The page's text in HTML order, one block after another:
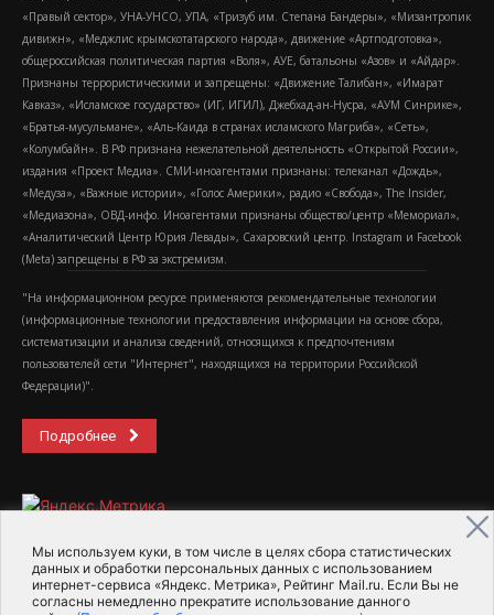
Мы используем куки, в том числе в целях сбора статистических
данных и обработки персональных данных с использованием
интернет-сервиса «Яндекс. Метрика», Рейтинг Mail.ru. Если Вы не
согласны немедленно прекратите использование данного
«Правый сектор», УНА-УНСО, УПА, «Тризуб им. Степана Бандеры», «Мизантропик
дивижн», «Меджлис крымскотатарского народа», движение «Артподготовка»,
общероссийская политическая партия «Воля», АУЕ, батальоны «Азов» и «Айдар».
Признаны террористическими и запрещены: «Движение Талибан», «Имарат
Кавказ», «Исламское государство» (ИГ, ИГИЛ), Джебхад-ан-Нусра, «АУМ Синрике»,
«Братья-мусульмане», «Аль-Каида в странах исламского Магриба», «Сеть»,
«Колумбайн». В РФ признана нежелательной деятельность «Открытой России»,
издания «Проект Медиа». СМИ-иноагентами признаны: телеканал «Дождь»,
«Медуза», «Важные истории», «Голос Америки», радио «Свобода», The Insider,
«Медиазона», ОВД-инфо. Иноагентами признаны общество/центр «Мемориал»,
«Аналитический Центр Юрия Левады», Сахаровский центр. Instagram и Facebook
(Metа) запрещены в РФ за экстремизм.
"На информационном ресурсе применяются рекомендательные технологии
(информационные технологии предоставления информации на основе сбора,
систематизации и анализа сведений, относящихся к предпочтениям
пользователей сети "Интернет", находящихся на территории Российской
Федерации)".
Подробнее
2015-2026- Информационное агентство МедиаПоток